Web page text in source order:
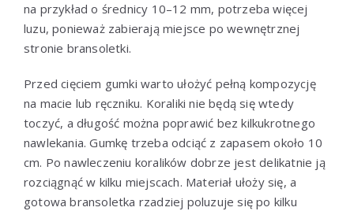
na przykład o średnicy 10–12 mm, potrzeba więcej
luzu, ponieważ zabierają miejsce po wewnętrznej
stronie bransoletki.
Przed cięciem gumki warto ułożyć pełną kompozycję
na macie lub ręczniku. Koraliki nie będą się wtedy
toczyć, a długość można poprawić bez kilkukrotnego
nawlekania. Gumkę trzeba odciąć z zapasem około 10
cm. Po nawleczeniu koralików dobrze jest delikatnie ją
rozciągnąć w kilku miejscach. Materiał ułoży się, a
gotowa bransoletka rzadziej poluzuje się po kilku